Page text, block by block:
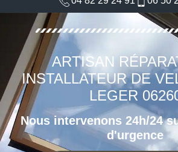
ARTISAN
INSTALLATEUR DE
LEGER
Nous intervenons 24h/24
d'urgence